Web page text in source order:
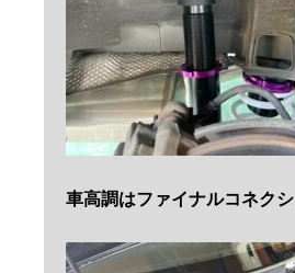
車高調はファイナルコネク